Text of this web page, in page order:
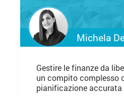
Gestire le finanze da
un compito complesso
pianificazione accurata
Michela